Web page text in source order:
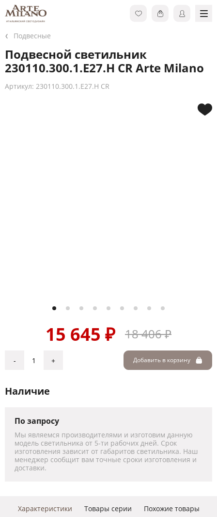
Подвесные
Подвесной светильник
230110.300.1.E27.H CR Arte Milano
Артикул: 230110.300.1.E27.H CR
18 406 ₽
15 645 ₽
- + Добавить в корзину
Наличие
По запросу
Мы являемся производителями и изготовим данную
модель светильника от 5-ти рабочих дней. Срок
изготовления зависит от габаритов светильника. Наш
менеджер сообщит вам точные сроки изготовления и
доставки.
Характеристики Товары серии Похожие товары